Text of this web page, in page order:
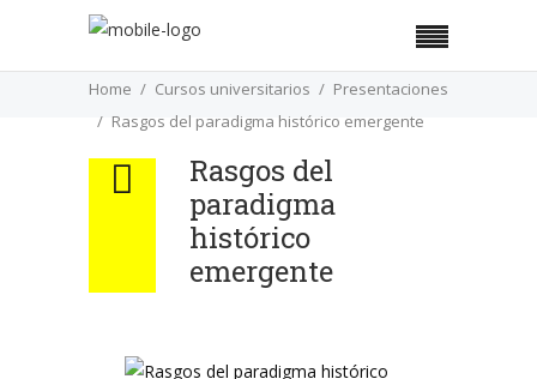
Home Cursos universitarios
Presentaciones
Rasgos del paradigma histórico emergente
Rasgos del
paradigma
histórico
emergente